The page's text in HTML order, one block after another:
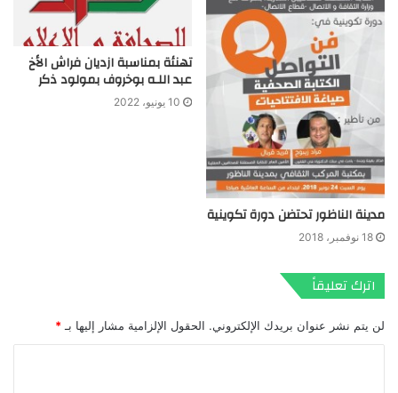
مدينة الناظور تحتضن دورة تكوينية
18 نوفمبر، 2018
تهنئة بمناسبة ازديان فراش الأخ
عبد اللـه بوخروف بمولود ذكر
10 يونيو، 2022
اترك تعليقاً
لن يتم نشر عنوان بريدك الإلكتروني. الحقول الإلزامية مشار إليها بـ *